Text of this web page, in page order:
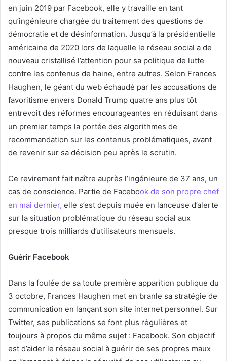
en juin 2019 par Facebook, elle y travaille en tant
qu’ingénieure chargée du traitement des questions de
démocratie et de désinformation. Jusqu’à la présidentielle
américaine de 2020 lors de laquelle le réseau social a de
nouveau cristallisé l’attention pour sa politique de lutte
contre les contenus de haine, entre autres. Selon Frances
Haughen, le géant du web échaudé par les accusations de
favoritisme envers Donald Trump quatre ans plus tôt
entrevoit des réformes encourageantes en réduisant dans
un premier temps la portée des algorithmes de
recommandation sur les contenus problématiques, avant
de revenir sur sa décision peu après le scrutin.
Ce revirement fait naître auprès l’ingénieure de 37 ans, un
cas de conscience. Partie de Facebook de son propre chef
en mai dernier, elle s’est depuis muée en lanceuse d’alerte
sur la situation problématique du réseau social aux
presque trois milliards d’utilisateurs mensuels.
Guérir Facebook
Dans la foulée de sa toute première apparition publique du
3 octobre, Frances Haughen met en branle sa stratégie de
communication en lançant son site internet personnel. Sur
Twitter, ses publications se font plus régulières et
toujours à propos du même sujet : Facebook. Son objectif
est d’aider le réseau social à guérir de ses propres maux